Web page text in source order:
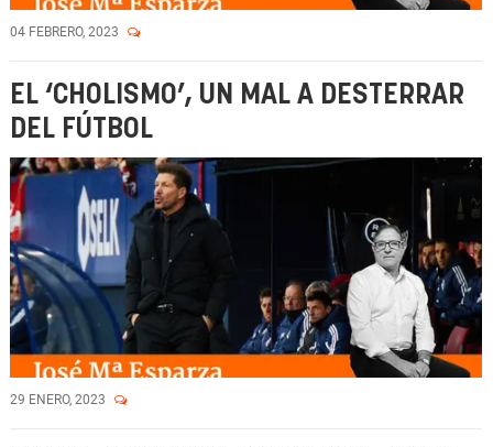
04 FEBRERO, 2023
EL ‘CHOLISMO’, UN MAL A DESTERRAR
DEL FÚTBOL
29 ENERO, 2023